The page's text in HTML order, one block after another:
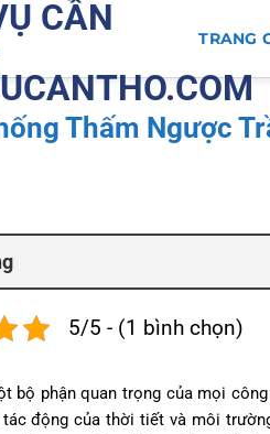
CẦN
TRANG
Thấm Ngược
5/5 - (1 bình chọn)
bộ phận quan trọng của mọi
động của thời tiết và môi